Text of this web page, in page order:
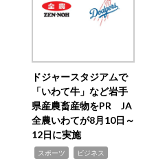
ドジャースタジアムで
「いわて牛」など岩手
県産農畜産物をPR JA
全農いわてが8月10日～
12日に実施
スポーツ ビジネス